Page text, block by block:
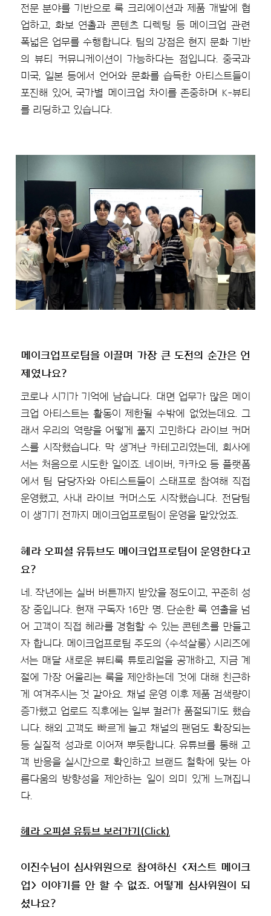
전문 분야를 기반으로 룩 크리에이션과 제품 개발에 협
업하고, 화보 연출과 콘텐츠 디렉팅 등 메이크업 관련
폭넓은 업무를 수행합니다. 팀의 강점은 현지 문화 기반
의 뷰티 커뮤니케이션이 가능하다는 점입니다. 중국과
미국, 일본 등에서 언어와 문화를 습득한 아티스트들이
포진해 있어, 국가별 메이크업 차이를 존중하며 K-뷰티
를 리딩하고 있습니다.
메이크업프로팀을 이끌며 가장 큰 도전의 순간은 언
제였나요?
코로나 시기가 기억에 남습니다. 대면 업무가 많은 메이
크업 아티스트는 활동이 제한될 수밖에 없었는데요. 그
래서 우리의 역량을 어떻게 풀지 고민하다 라이브 커머
스를 시작했습니다. 막 생겨난 카테고리였는데, 회사에
서는 처음으로 시도한 일이죠. 네이버, 카카오 등 플랫폼
에서 팀 담당자와 아티스트들이 스태프로 참여해 직접
운영했고, 사내 라이브 커머스도 시작했습니다. 전담팀
이 생기기 전까지 메이크업프로팀이 운영을 맡았었죠.
헤라 오피셜 유튜브도 메이크업프로팀이 운영한다고
요?
네. 작년에는 실버 버튼까지 받았을 정도이고, 꾸준히 성
장 중입니다. 현재 구독자 16만 명. 단순한 룩 연출을 넘
어 고객이 직접 헤라를 경험할 수 있는 콘텐츠를 만들고
자 합니다. 메이크업프로팀 주도의 〈수석살롱〉 시리즈에
서는 매달 새로운 뷰티룩 튜토리얼을 공개하고, 지금 계
절에 가장 어울리는 룩을 제안하는데 것에 대해 친근하
게 여겨주시는 것 같아요. 채널 운영 이후 제품 검색량이
증가했고 업로드 직후에는 일부 컬러가 품절되기도 했습
니다. 해외 고객도 빠르게 늘고 채널의 팬덤도 확장되는
등 실질적 성과로 이어져 뿌듯합니다. 유튜브를 통해 고
객 반응을 실시간으로 확인하고 브랜드 철학에 맞는 아
름다움의 방향성을 제안하는 일이 의미 있게 느껴집니
다.
헤라 오피셜 유튜브 보러가기(Click)
이진수님이 심사위원으로 참여하신 <저스트 메이크
업> 이야기를 안 할 수 없죠. 어떻게 심사위원이 되
셨나요?